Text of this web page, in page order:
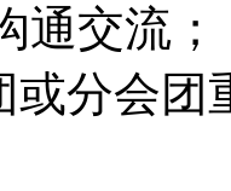
通交流；
或分会